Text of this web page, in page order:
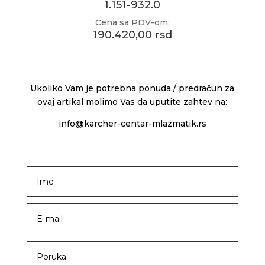
1.151-932.0
Cena sa PDV-om:
190.420,00 rsd
Ukoliko Vam je potrebna ponuda / predračun za
ovaj artikal molimo Vas da uputite zahtev na:
info@karcher-centar-mlazmatik.rs